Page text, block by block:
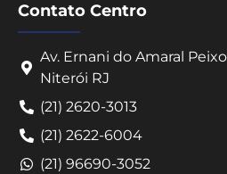
Contato Centro
Av. Ernani do Amaral
Niterói RJ
(21) 2620-3013
(21) 2622-6004
(21) 96690-3052